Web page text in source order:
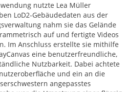
nutzte Lea Müller
LoD2-Gebäudedaten aus der
nahm sie das Gelände
auf und fertigte Videos
Im Anschluss erstellte sie mithilfe
eine benutzerfreundliche,
Nutzbarkeit. Dabei achtete
und ein an die
angepasstes